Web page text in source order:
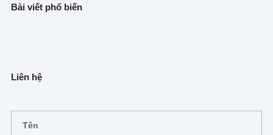
Bài viết phổ biến
Liên hệ